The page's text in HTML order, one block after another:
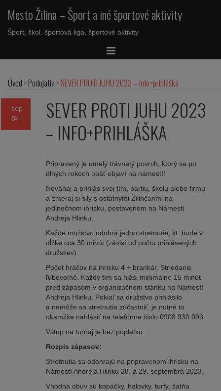
Mesto Žilina – Šport a iné športové aktivity
Šport, škol. športová liga, športové aktivity
Úvod >Podujatia >SEVER PROTI JUHU 2023 – info+prihláška
sep
04
SEVER PROTI JUHU 2023
– INFO+PRIHLÁŠKA
Pripravený je umelý trávnatý povrch, ktorý sa po
dlhých rokoch opäť objaví na námestí!
Neváhaj a prihlás svoj tím, partiu, školu alebo firmu
a zmeraj si sily s ostatnými Žilinčanmi na
jedinečnom ihrisku, postavenom na Námestí
Andreja Hlinku,
Každé mužstvo odohrá jedno stretnutie, kt. bude v
dĺžke cca 30 minút (závisí od počtu prihlásených
družstiev).
Počet hráčov na ihrisku 4 + brankár. Striedanie
ľubovoľné. Každý tím sa hlási minimálne 15 minút
pred zápasom v organizačnom stánku na Námestí
Andreja Hlinku. Pokiaľ sa družstvo prihlásilo
a nemôže sa stretnutia zúčastniť, je nutné to
okamžite nahlásiť na telefónne číslo 0908 930 093.
Vstup na turnaj je bez poplatku.
Rozpis zápasov:
Stretnutia sa odohrajú na pripravenom ihrisku na
Námestí Andreja Hlinku 28. a 29. septembra 2023.
Vhodná obuv sú kopačky, halovky, turfy, šatňa